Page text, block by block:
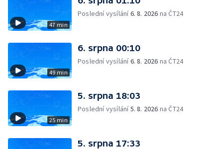
47 min
Poslední vysílání6. 8. 2026 na ČT24
49 min
6. srpna 00:10
Poslední vysílání6. 8. 2026 na ČT24
25 min
5. srpna 18:03
Poslední vysílání5. 8. 2026 na ČT24
5. srpna 17:33